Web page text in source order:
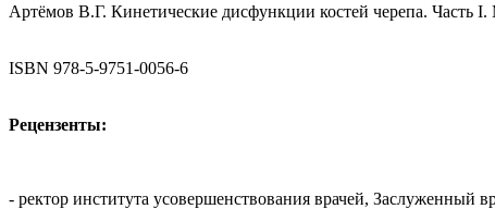
Артёмов В.Г. Кинетические дисфункции костей черепа.
ISBN 978-5-9751-0056-6
Рецензенты:
- ректор института усовершенствования врачей, Заслуженный